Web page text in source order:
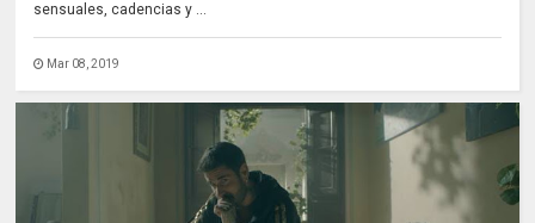
sensuales, cadencias y ...
Mar 08, 2019